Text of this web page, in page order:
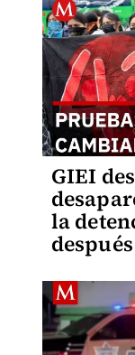
GIEI
la
después